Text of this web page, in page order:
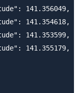
141.356049,
141.354618,
141.353599,
141.355179,